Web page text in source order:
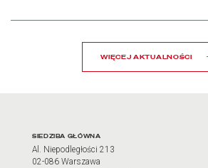
WIĘCEJ AKTUALNOŚCI
Adres oraz
SIEDZIBA GŁÓWNA
Al. Niepodległości 213
02-086 Warszawa